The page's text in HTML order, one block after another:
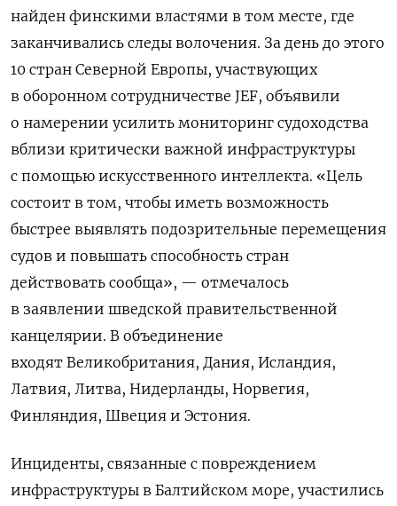
найден финскими властями в том месте, где
заканчивались следы волочения. За день до этого
10 стран Северной Европы, участвующих
в оборонном сотрудничестве JEF, объявили
о намерении усилить мониторинг судоходства
вблизи критически важной инфраструктуры
с помощью искусственного интеллекта. «Цель
состоит в том, чтобы иметь возможность
быстрее выявлять подозрительные перемещения
судов и повышать способность стран
действовать сообща», — отмечалось
в заявлении шведской правительственной
канцелярии. В объединение
входят Великобритания, Дания, Исландия,
Латвия, Литва, Нидерланды, Норвегия,
Финляндия, Швеция и Эстония.
Инциденты, связанные с повреждением
инфраструктуры в Балтийском море, участились